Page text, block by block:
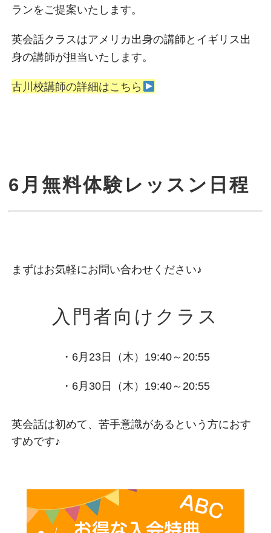
ランをご提案いたします。
英会話クラスはアメリカ出身の講師とイギリス出
身の講師が担当いたします。
古川校講師の詳細はこちら
6月無料体験レッスン日程
まずはお気軽にお問い合わせください♪
入門者向けクラス
・6月23日（木）19:40～20:55
・6月30日（木）19:40～20:55
英会話は初めて、苦手意識があるという方におす
すめです♪